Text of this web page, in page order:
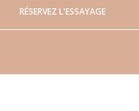
RÉSERVEZ L'ESSAYAGE